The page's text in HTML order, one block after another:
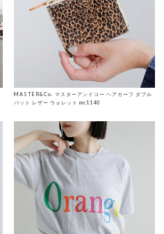
MASTER&Co. マスターアンドコー ヘアカーフ ダブル
バット レザー ウォレット mc1140